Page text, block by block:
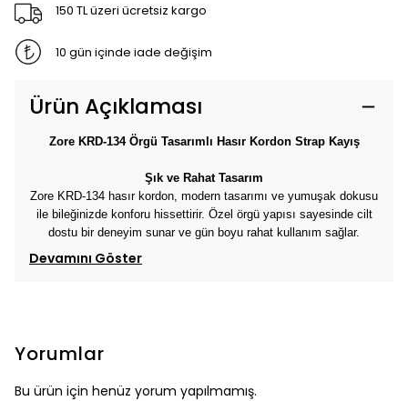
150 TL üzeri ücretsiz kargo
10 gün içinde iade değişim
Ürün Açıklaması
Zore KRD-134 Örgü Tasarımlı Hasır Kordon Strap Kayış
Şık ve Rahat Tasarım
Zore KRD-134 hasır kordon, modern tasarımı ve yumuşak dokusu
ile bileğinizde konforu hissettirir. Özel örgü yapısı sayesinde cilt
dostu bir deneyim sunar ve gün boyu rahat kullanım sağlar.
Devamını Göster
Yorumlar
Bu ürün için henüz yorum yapılmamış.